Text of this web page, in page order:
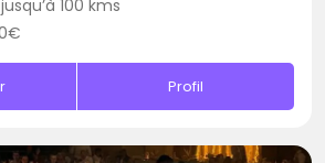
100 kms
Profil